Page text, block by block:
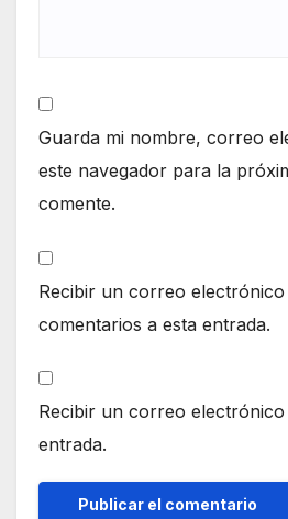
Guarda mi nombre, correo
este navegador para la
comente.
Recibir un correo
comentarios a esta entrada.
Recibir un correo
entrada.